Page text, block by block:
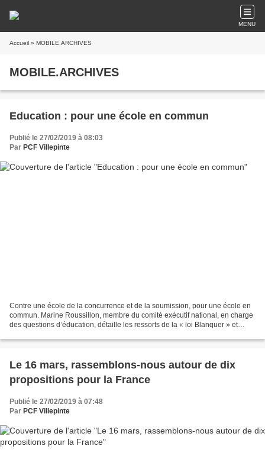
MENU
Accueil » MOBILE.ARCHIVES
MOBILE.ARCHIVES
Education : pour une école en commun
Publié le 27/02/2019 à 08:03
Par PCF Villepinte
Contre une école de la concurrence et de la soumission, pour une école en
commun. Marine Roussillon, membre du comité exécutif national, en charge
des questions d’éducation, détaille les ressorts de la « loi Blanquer » et
Le 16 mars, rassemblons-nous autour de dix
propositions pour la France
Publié le 27/02/2019 à 07:48
Par PCF Villepinte